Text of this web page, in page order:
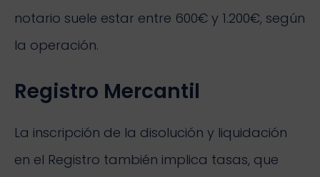
notario suele estar entre 600€ y 1.200€, según
la operación.
Registro Mercantil
La inscripción de la disolución y liquidación
en el Registro también implica tasas, que